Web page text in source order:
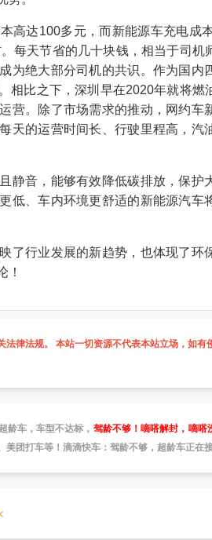
高达100多元，而新能源车充电成
每天节省的几十块钱，相当于司机
为绝大部分司机的共识。作为国内
相比之下，深圳早在2020年就将燃
营。除了市场需求的推动，网约车
天的运营时间长、行驶里程高，汽
静音，能够有效降低碳排放，保护
低、车内环境更舒适的新能源汽车
了行业发展的新趋势，也体现了环
！
律法规。 本站一切资源不代表本站立场，如有
龄车，车型不达标， 驾龄不够！嘀嗒解封，嘀嗒
团打车等！滴滴快车：驾龄不够，超龄车正在